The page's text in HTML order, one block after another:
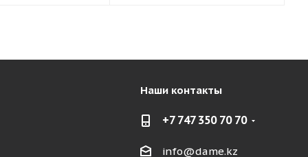
Наши контакты
+7 747 350 70 70
info@dame.kz